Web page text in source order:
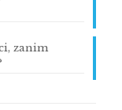
zanim